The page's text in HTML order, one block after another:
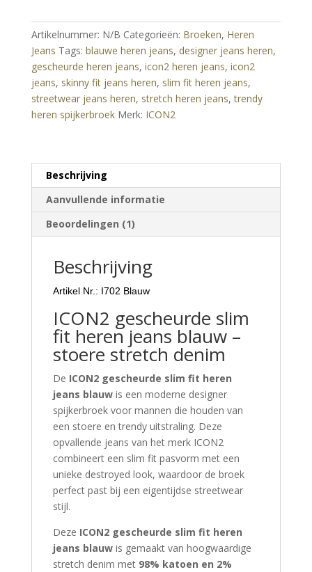
blauw
–
stoere
stretch
denim
aantal
Artikelnummer: N/B Categorieën: Broeken, Heren
Jeans Tags: blauwe heren jeans, designer jeans heren,
gescheurde heren jeans, icon2 heren jeans, icon2
jeans, skinny fit jeans heren, slim fit heren jeans,
streetwear jeans heren, stretch heren jeans,trendy
heren spijkerbroek Merk: ICON2
Beschrijving
Aanvullende informatie
Beoordelingen (1)
Beschrijving
Artikel Nr.: I702 Blauw
ICON2 gescheurde slim
fit heren jeans blauw –
stoere stretch denim
De ICON2 gescheurde slim fit heren
jeans blauwis een moderne designer
spijkerbroek voor mannen die houden van
een stoere en trendy uitstraling. Deze
opvallende jeans van het merk ICON2
combineert een slim fit pasvorm met een
unieke destroyed look, waardoor de broek
perfect past bij een eigentijdse streetwear
stijl.
Deze ICON2 gescheurde slim fit heren
jeans blauwis gemaakt van hoogwaardige
stretch denim met 98% katoen en 2%